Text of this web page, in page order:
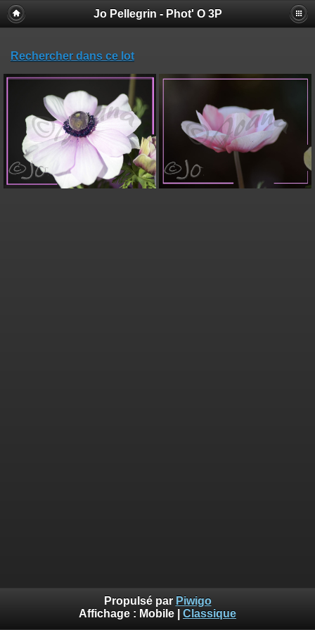
Jo Pellegrin - Phot' O 3P
Rechercher dans ce lot
Propulsé par Piwigo
Affichage : Mobile Classique